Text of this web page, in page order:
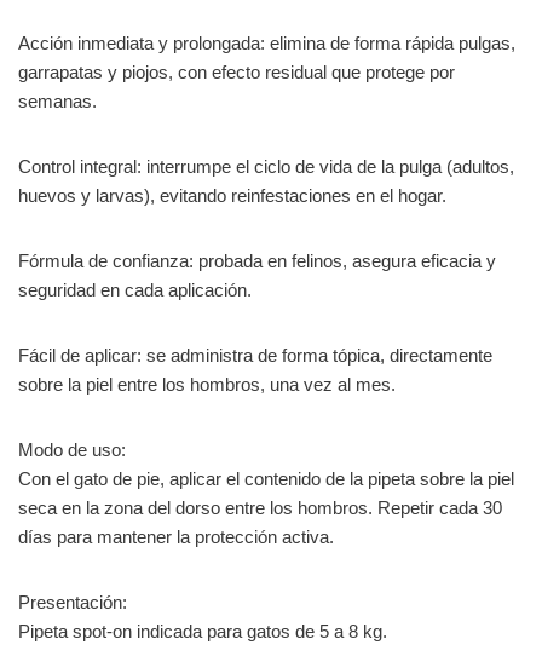
Acción inmediata y prolongada: elimina de forma rápida pulgas,
garrapatas y piojos, con efecto residual que protege por
semanas.
Control integral: interrumpe el ciclo de vida de la pulga (adultos,
huevos y larvas), evitando reinfestaciones en el hogar.
Fórmula de confianza: probada en felinos, asegura eficacia y
seguridad en cada aplicación.
Fácil de aplicar: se administra de forma tópica, directamente
sobre la piel entre los hombros, una vez al mes.
Modo de uso:
Con el gato de pie, aplicar el contenido de la pipeta sobre la piel
seca en la zona del dorso entre los hombros. Repetir cada 30
días para mantener la protección activa.
Presentación:
Pipeta spot-on indicada para gatos de 5 a 8 kg.